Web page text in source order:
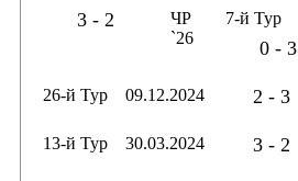
3 - 2
ЧР
`26
7-й Тур
0 - 3
26-й Тур
09.12.2024 2 - 3
13-й Тур
30.03.2024 3 - 2